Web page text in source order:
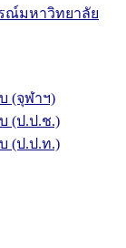
ณ์มหาวิทยาลัย
(จุฬาฯ)
(ป.ป.ช.)
(ป.ป.ท.)